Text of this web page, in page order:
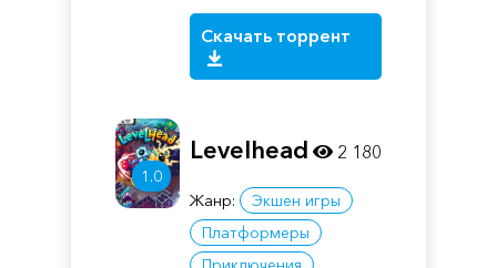
Скачать торрент
1.0
Levelhead
Жанр:
Экшен игры
Платформеры
2 180